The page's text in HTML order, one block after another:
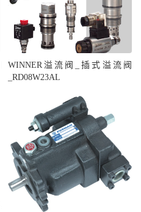
WINNER溢流阀_插式溢流阀
_RD08W23AL